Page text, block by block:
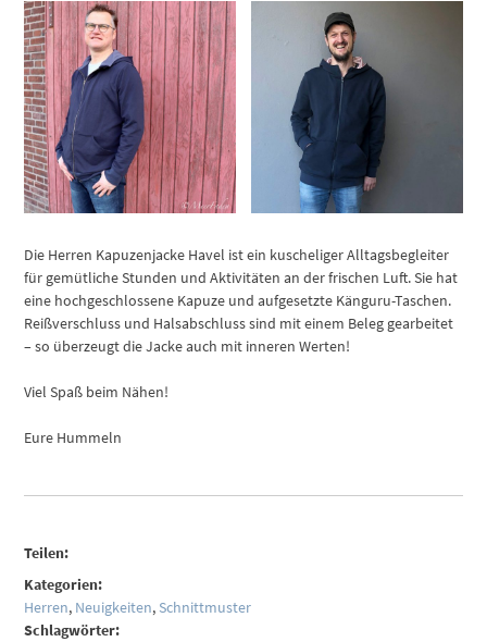
Die Herren Kapuzenjacke Havel ist ein kuscheliger Alltagsbegleiter
für gemütliche Stunden und Aktivitäten an der frischen Luft. Sie hat
eine hochgeschlossene Kapuze und aufgesetzte Känguru-Taschen.
Reißverschluss und Halsabschluss sind mit einem Beleg gearbeitet
– so überzeugt die Jacke auch mit inneren Werten!
Viel Spaß beim Nähen!
Eure Hummeln
Teilen:
Kategorien:
Herren, Neuigkeiten, Schnittmuster
Schlagwörter: